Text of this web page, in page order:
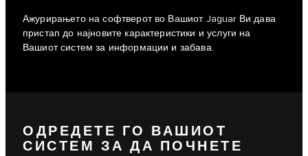
Ажурирањето на софтверот во Вашиот Jaguar Ви дава
пристап до најновите карактеристики и услуги на
Вашиот систем за информации и забава.
ОДРЕДЕТЕ ГО ВАШИОТ
СИСТЕМ ЗА ДА ПОЧНЕТЕ